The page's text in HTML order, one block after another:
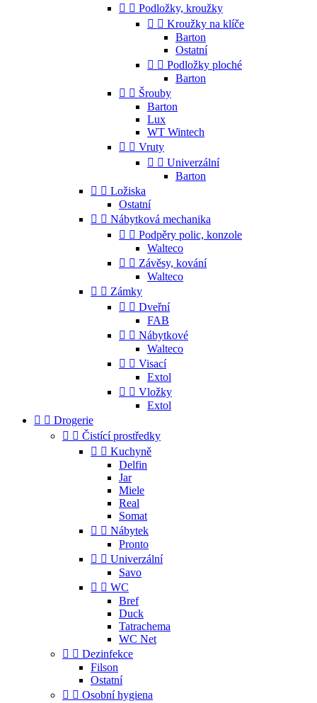
  Podložky, kroužky
  Kroužky na klíče
Barton
Ostatní
  Podložky ploché
Barton
  Šrouby
Barton
Lux
WT Wintech
  Vruty
  Univerzální
Barton
  Ložiska
Ostatní
  Nábytková mechanika
  Podpěry polic, konzole
Walteco
  Závěsy, kování
Walteco
  Zámky
  Dveřní
FAB
  Nábytkové
Walteco
  Visací
Extol
  Vložky
Extol
  Drogerie
  Čistící prostředky
  Kuchyně
Delfin
Jar
Miele
Real
Somat
  Nábytek
Pronto
  Univerzální
Savo
  WC
Bref
Duck
Tatrachema
WC Net
  Dezinfekce
Filson
Ostatní
  Osobní hygiena